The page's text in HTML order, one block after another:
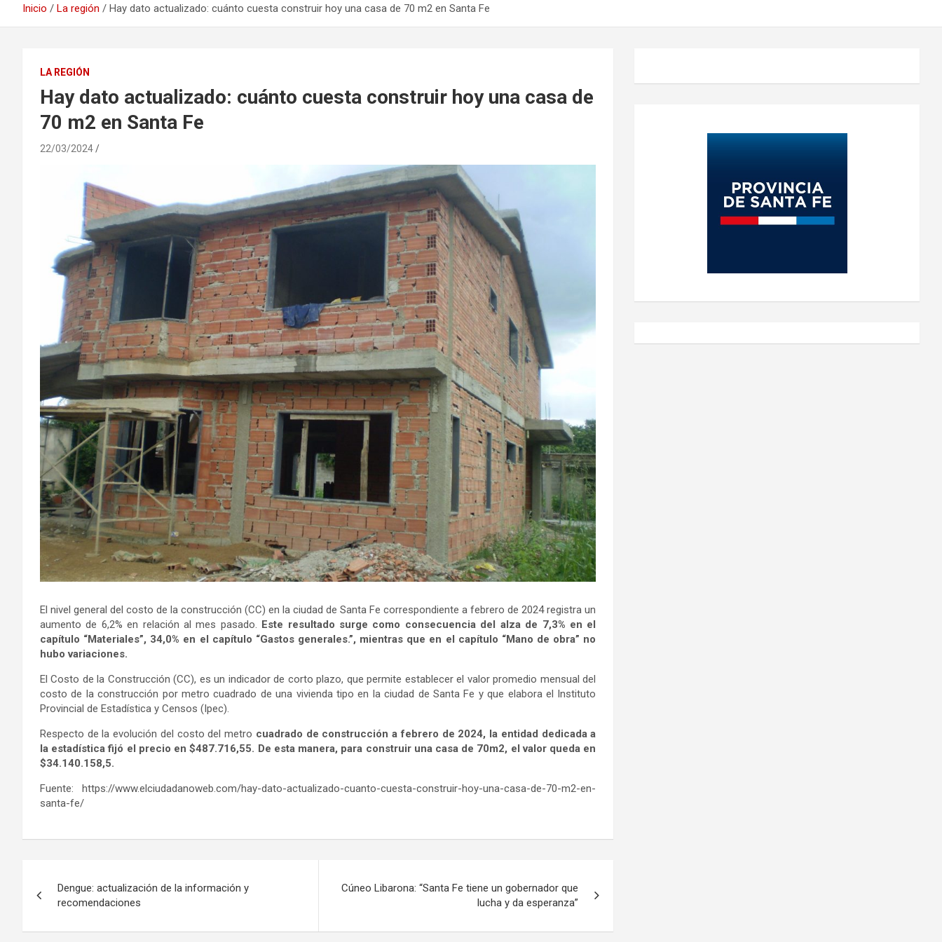
Inicio La región Hay dato actualizado: cuánto cuesta construir hoy una casa de 70 m2 en Santa Fe
LA REGIÓN
Hay dato actualizado: cuánto cuesta construir hoy una casa de
70 m2 en Santa Fe
22/03/2024
El nivel general del costo de la construcción (CC) en la ciudad de Santa Fe correspondiente a febrero de 2024 registra un
aumento de 6,2% en relación al mes pasado. Este resultado surge como consecuencia del alza de 7,3% en el
capítulo “Materiales”, 34,0% en el capítulo “Gastos generales.”, mientras que en el capítulo “Mano de obra” no
hubo variaciones.
El Costo de la Construcción (CC), es un indicador de corto plazo, que permite establecer el valor promedio mensual del
costo de la construcción por metro cuadrado de una vivienda tipo en la ciudad de Santa Fe y que elabora el Instituto
Provincial de Estadística y Censos (Ipec).
Respecto de la evolución del costo del metro cuadrado de construcción a febrero de 2024, la entidad dedicada a
la estadística fijó el precio en $487.716,55. De esta manera, para construir una casa de 70m2, el valor queda en
$34.140.158,5.
Fuente: https://www.elciudadanoweb.com/hay-dato-actualizado-cuanto-cuesta-construir-hoy-una-casa-de-70-m2-en-
santa-fe/
de
entradas
Dengue: actualización de la información y
recomendaciones
Cúneo Libarona: “Santa Fe tiene un gobernador que
lucha y da esperanza”